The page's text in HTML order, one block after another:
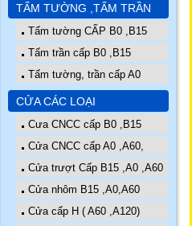
TẤM TƯỜNG ,TẤM TRẦN
Tấm tường CẤP B0 ,B15
Tấm trần cấp B0 ,B15
Tấm tường, trần cấp A0
CỬA CÁC LOẠI
Cưa CNCC cấp B0 ,B15
Cửa CNCC cấp A0 ,A60,
Cửa trượt Cấp B15 ,A0 ,A60
Cửa nhôm B15 ,A0,A60
Cửa cấp H ( A60 ,A120)